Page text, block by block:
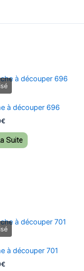
à découper 696
€
Suite
à découper 701
€